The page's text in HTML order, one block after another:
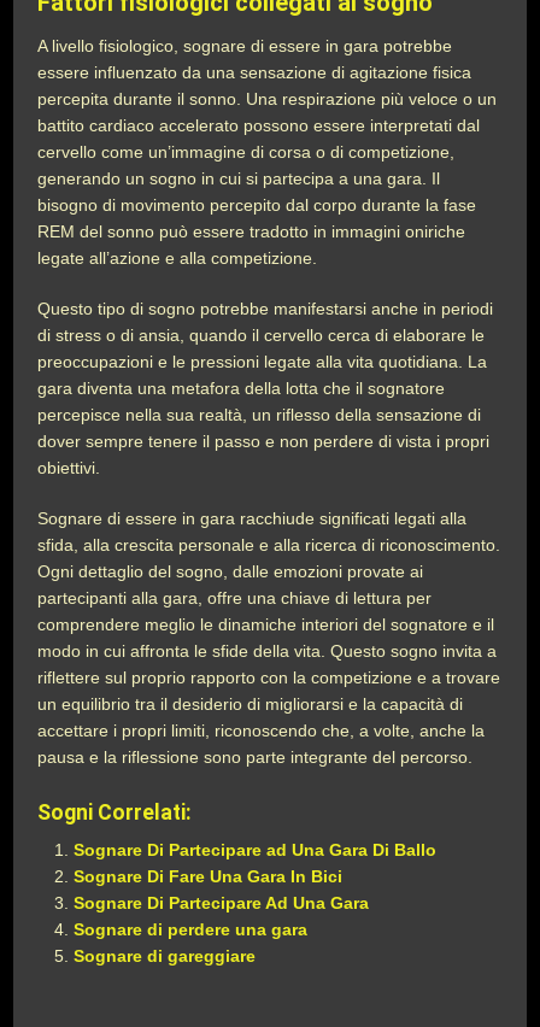
A livello fisiologico, sognare di essere in gara potrebbe
essere influenzato da una sensazione di agitazione fisica
percepita durante il sonno. Una respirazione più veloce o un
battito cardiaco accelerato possono essere interpretati dal
cervello come un’immagine di corsa o di competizione,
generando un sogno in cui si partecipa a una gara. Il
bisogno di movimento percepito dal corpo durante la fase
REM del sonno può essere tradotto in immagini oniriche
legate all’azione e alla competizione.
Questo tipo di sogno potrebbe manifestarsi anche in periodi
di stress o di ansia, quando il cervello cerca di elaborare le
preoccupazioni e le pressioni legate alla vita quotidiana. La
gara diventa una metafora della lotta che il sognatore
percepisce nella sua realtà, un riflesso della sensazione di
dover sempre tenere il passo e non perdere di vista i propri
obiettivi.
Sognare di essere in gara racchiude significati legati alla
sfida, alla crescita personale e alla ricerca di riconoscimento.
Ogni dettaglio del sogno, dalle emozioni provate ai
partecipanti alla gara, offre una chiave di lettura per
comprendere meglio le dinamiche interiori del sognatore e il
modo in cui affronta le sfide della vita. Questo sogno invita a
riflettere sul proprio rapporto con la competizione e a trovare
un equilibrio tra il desiderio di migliorarsi e la capacità di
accettare i propri limiti, riconoscendo che, a volte, anche la
pausa e la riflessione sono parte integrante del percorso.
Sogni Correlati:
Sognare Di Partecipare ad Una Gara Di Ballo
Sognare Di Fare Una Gara In Bici
Sognare Di Partecipare Ad Una Gara
Sognare di perdere una gara
Sognare di gareggiare